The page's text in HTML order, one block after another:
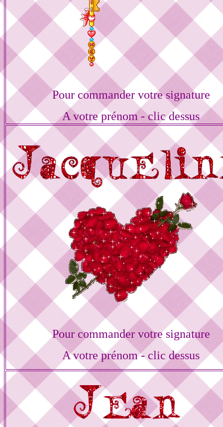
Pour commander votre signature
A votre prénom - clic dessus
Pour commander votre signature
A votre prénom - clic dessus